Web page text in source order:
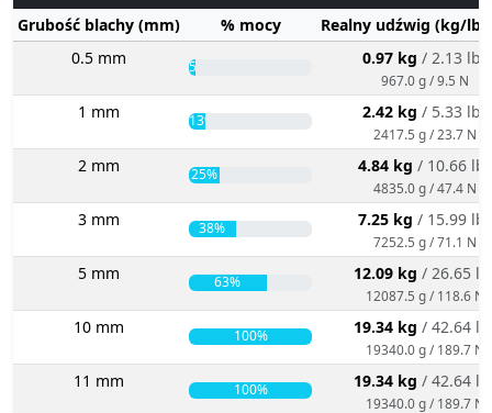
Grubość blachy (mm)
% mocy
Realny udźwig (kg/
0.5 mm
5% 0.97 kg / 2.13 lbs
967.0 g / 9.5 N
1 mm 13% 2.42 kg / 5.33 lbs
2417.5 g / 23.7 N
2 mm 25% 4.84 kg / 10.66 lbs
4835.0 g / 47.4 N
3 mm 38% 7.25 kg / 15.99 lbs
7252.5 g / 71.1 N
5 mm 63% 12.09 kg / 26.65
12087.5 g / 118.6 N
10 mm 100% 19.34 kg / 42.64
19340.0 g / 189.7 N
11 mm 100% 19.34 kg / 42.64
19340.0 g / 189.7 N